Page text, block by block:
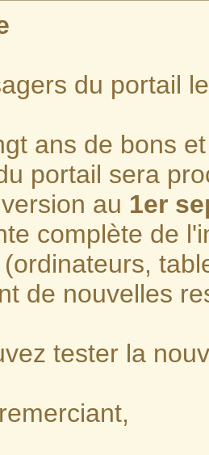
du portail
ans de bons
portail sera
au 1er
complète de
de nouvelles
tester la